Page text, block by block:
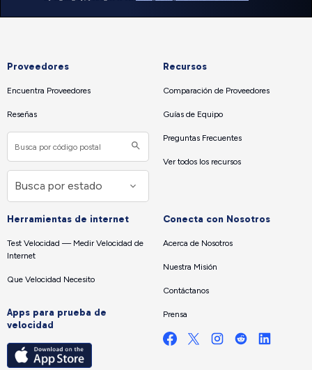
Proveedores
Encuentra Proveedores
Reseñas
Recursos
Comparación de Proveedores
Guías de Equipo
Preguntas Frecuentes
Ver todos los recursos
Herramientas de internet
Test Velocidad — Medir Velocidad de
Internet
Que Velocidad Necesito
Apps para prueba de
velocidad
Conecta con Nosotros
Acerca de Nosotros
Nuestra Misión
Contáctanos
Prensa